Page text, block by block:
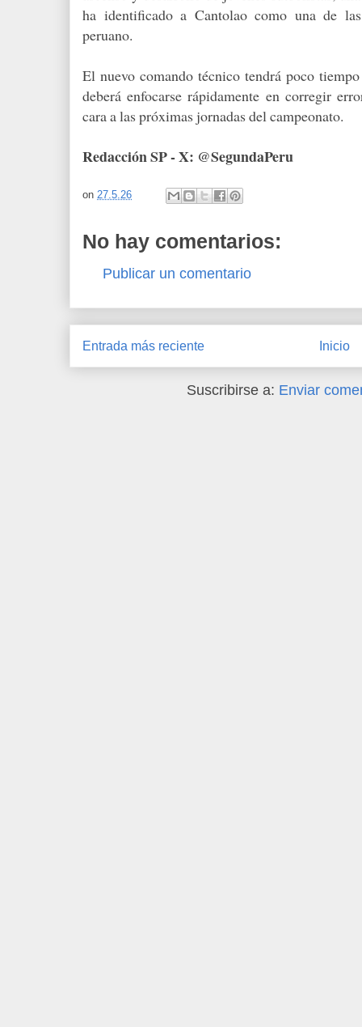
ha identificado a Cantolao como una de
peruano.
El nuevo comando técnico tendrá poco
deberá enfocarse rápidamente en corregir
cara a las próximas jornadas del campeonato.
Redacción SP - X: @SegundaPeru
on 27.5.26
No hay comentarios:
Publicar un comentario
Entrada más reciente Inicio
Suscribirse a: Enviar